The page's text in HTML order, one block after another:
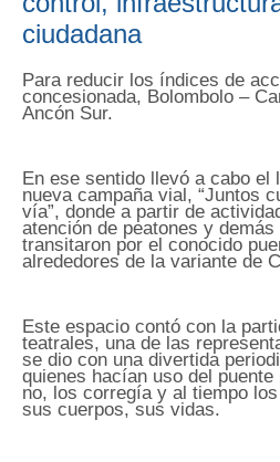
ciudadana
Para reducir los índices de
concesionada, Bolombolo –
Ancón Sur.
En ese sentido llevó a cabo el
nueva campaña vial, “Juntos
vía”, donde a partir de
atención de peatones y
transitaron por el conocido
alrededores de la variante de
Este espacio contó con la
teatrales, una de las
se dio con una divertida
quienes hacían uso del
no, los corregía y al tiempo
sus cuerpos, sus vidas.